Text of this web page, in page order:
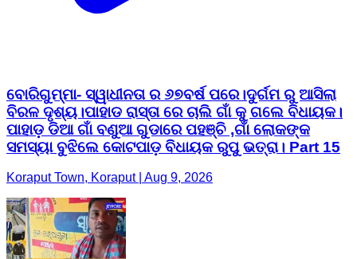
ବୋରିଗୁମ୍ମା- ସ୍ୱାଧୀନତା ର ୬୭ବର୍ଷ ପରେ।ଦୁର୍ଗମ ରୁ ଆସିଲା
ବିରଳ ଦୃଶ୍ୟ।ପାହାଡ ରାସ୍ତା ରେ ଚାଲି ଗାଁ କୁ ଗଲେ ବିଧାୟକ।
ପାହାଡ଼ ଡିଆ ଗାଁ ବଣୁଆ ଗୁଡାରେ ପହଞ୍ଚି ,ଗାଁ ଲୋକଙ୍କ
ସମସ୍ୟା ବୁଝିଲେ କୋଟପାଡ଼ ବିଧାୟକ ରୁପୁ ଭତ୍ରା। Part 15
Koraput Town, Koraput | Aug 9, 2026